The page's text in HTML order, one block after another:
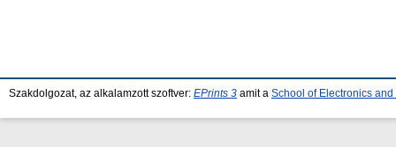
Szakdolgozat, az alkalamzott szoftver: EPrints 3 amit a School of Electronics